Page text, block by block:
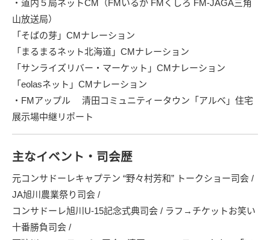
・道内５局ネットCM（FMいるか FMくしろ FM-JAGA三角
山放送局）
「そばの芽」CMナレーション
「まるまるネット北海道」CMナレーション
「サンライズリバー・マーケット」CMナレーション
「eolasネット」CMナレーション
・FMアップル 清田コミュニティータウン「アルベ」住宅
展示場中継リポート
主なイベント・司会歴
元コンサドーレキャプテン “野々村芳和” トークショー司会 /
JA旭川農業祭り司会 /
コンサドーレ旭川U-15記念式典司会 / ラフ→チケットお笑い
十番勝負司会 /